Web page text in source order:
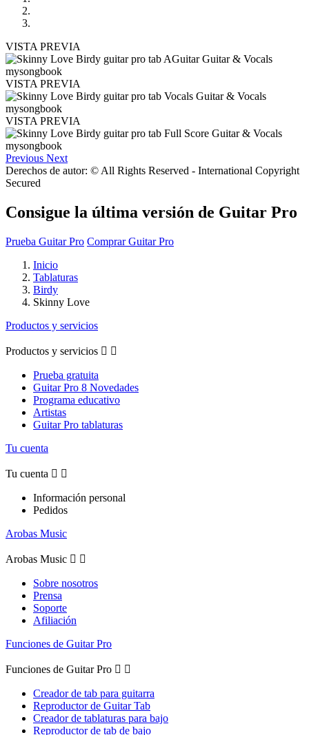
VISTA PREVIA
VISTA PREVIA
VISTA PREVIA
Previous Next
Derechos de autor: © All Rights Reserved - International Copyright
Secured
Consigue la última versión de Guitar Pro
Prueba Guitar Pro Comprar Guitar Pro
Inicio
Tablaturas
Birdy
Skinny Love
Productos y servicios
Productos y servicios  
Prueba gratuita
Guitar Pro 8 Novedades
Programa educativo
Artistas
Guitar Pro tablaturas
Tu cuenta
Tu cuenta  
Información personal
Pedidos
Arobas Music
Arobas Music  
Sobre nosotros
Prensa
Soporte
Afiliación
Funciones de Guitar Pro
Funciones de Guitar Pro  
Creador de tab para guitarra
Reproductor de Guitar Tab
Creador de tablaturas para bajo
Reproductor de tab de bajo